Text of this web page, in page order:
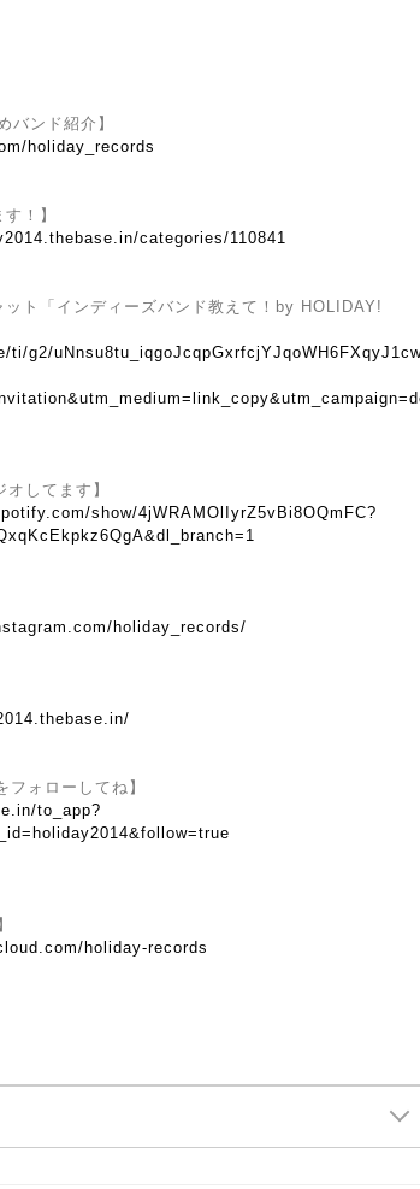
バンド紹介】
holiday_records
！】
categories/110841
ット「インディーズバンド教えて！by HOLIDAY!
ti/g2/
オしてます】
show/4jWRAMOlIyrZ5vBi8OQmFC?
holiday_records/
フォローしてね】
to_app?
holiday-records